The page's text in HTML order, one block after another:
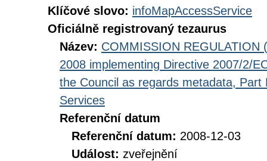
Klíčové slovo: infoMapAccessService
Oficiálně registrovaný tezaurus
Název: COMMISSION REGULATION
2008 implementing Directive 2007/2/
the Council as regards metadata,
Services
Referenční datum
Referenční datum: 2008-12-03
Událost: zveřejnění